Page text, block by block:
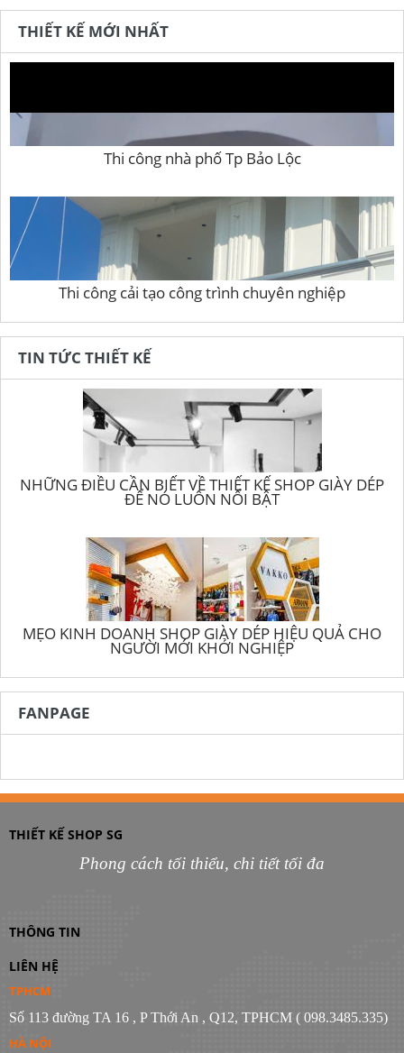
THIẾT KẾ MỚI NHẤT
Thi công nhà phố Tp Bảo Lộc
Thi công cải tạo công trình chuyên nghiệp
TIN TỨC THIẾT KẾ
NHỮNG ĐIỀU CẦN BIẾT VỀ THIẾT KẾ SHOP GIÀY DÉP
ĐỂ NÓ LUÔN NỔI BẬT
MẸO KINH DOANH SHOP GIÀY DÉP HIỆU QUẢ CHO
NGƯỜI MỚI KHỞI NGHIỆP
FANPAGE
THIẾT KẾ SHOP SG
Phong cách tối thiểu, chi tiết tối đa
THÔNG TIN
LIÊN HỆ
TPHCM
Số 113 đường TA 16 , P Thới An , Q12, TPHCM ( 098.3485.335)
HÀ NỘI